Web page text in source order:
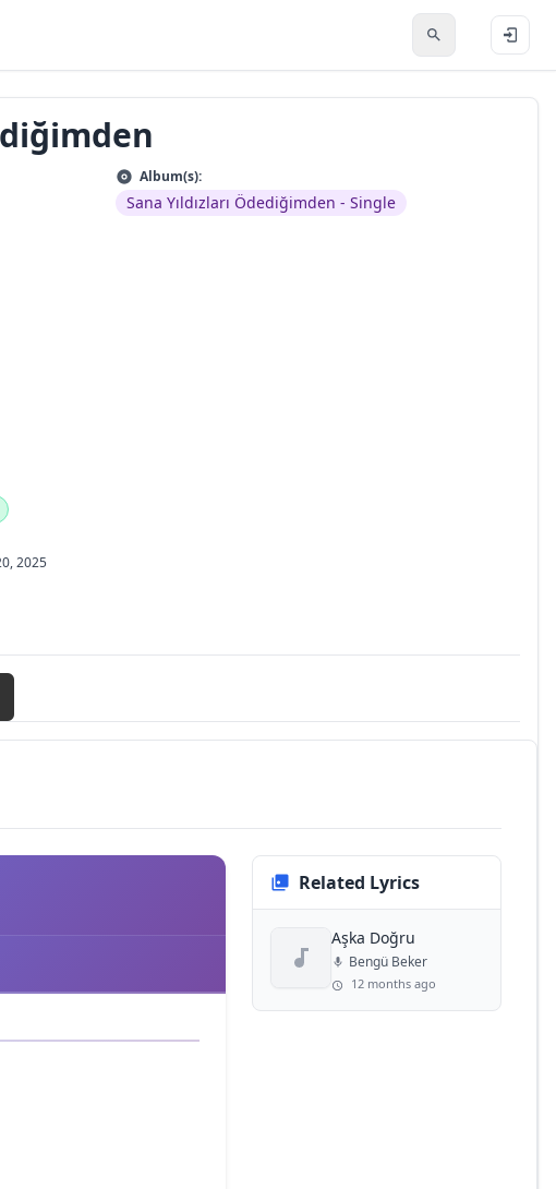
Album(s):
Sana Yıldızları Ödediğimden - Single
2025
Related Lyrics
Aşka Doğru
Bengü Beker
12 months ago